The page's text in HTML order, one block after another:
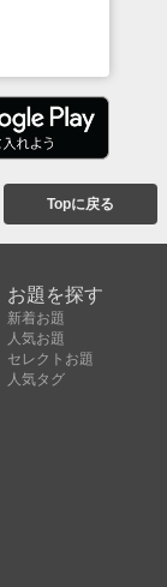
Topに戻る
お題を探す
新着お題
人気お題
セレクトお題
人気タグ